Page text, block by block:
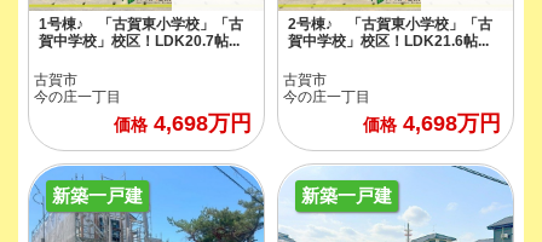
1号棟♪ 「古賀東小学校」「古
賀中学校」校区！LDK20.7帖...
古賀市
今の庄一丁目
価格4,698万円
2号棟♪ 「古賀東小学校」「古
賀中学校」校区！LDK21.6帖...
古賀市
今の庄一丁目
価格4,698万円
新築一戸建 新築一戸建